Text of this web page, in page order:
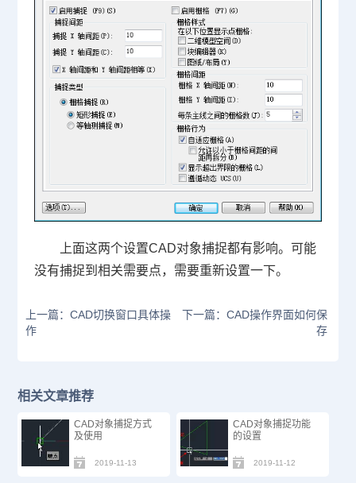
上面这两个设置CAD对象捕捉都有影响。可能
没有捕捉到相关需要点，需要重新设置一下。
上一篇：CAD切换窗口具体操
作
下一篇：CAD操作界面如何保
存
相关文章推荐
CAD对象捕捉方式
及使用
2019-11-13
CAD对象捕捉功能
的设置
2019-11-12